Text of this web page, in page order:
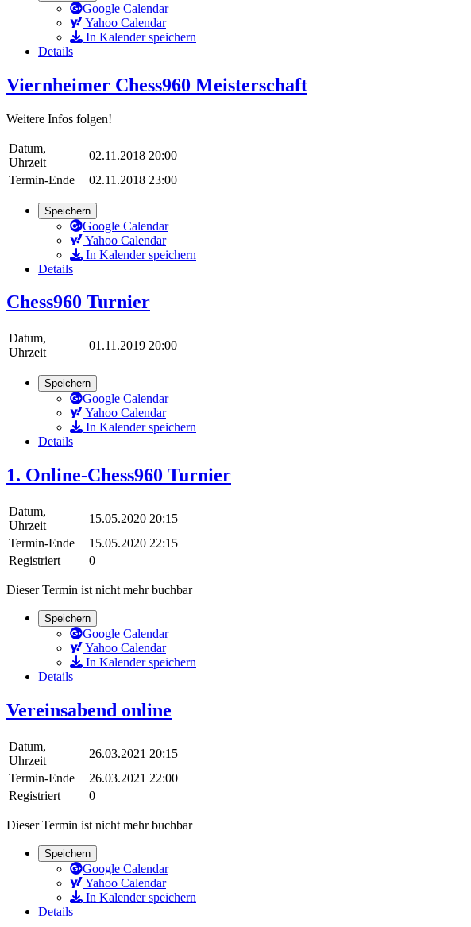
Google Calendar
Yahoo Calendar
In Kalender speichern
Details
Viernheimer Chess960 Meisterschaft
Weitere Infos folgen!
Datum,
Uhrzeit
02.11.2018 20:00
Termin-Ende
02.11.2018 23:00
Speichern
Google Calendar
Yahoo Calendar
In Kalender speichern
Details
Chess960 Turnier
Datum,
Uhrzeit
01.11.2019 20:00
Speichern
Google Calendar
Yahoo Calendar
In Kalender speichern
Details
1. Online-Chess960 Turnier
Datum,
Uhrzeit
15.05.2020 20:15
Termin-Ende
15.05.2020 22:15
Registriert
0
Dieser Termin ist nicht mehr buchbar
Speichern
Google Calendar
Yahoo Calendar
In Kalender speichern
Details
Vereinsabend online
Datum,
Uhrzeit
26.03.2021 20:15
Termin-Ende
26.03.2021 22:00
Registriert
0
Dieser Termin ist nicht mehr buchbar
Speichern
Google Calendar
Yahoo Calendar
In Kalender speichern
Details